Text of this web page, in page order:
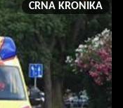
CRNA KRONIKA